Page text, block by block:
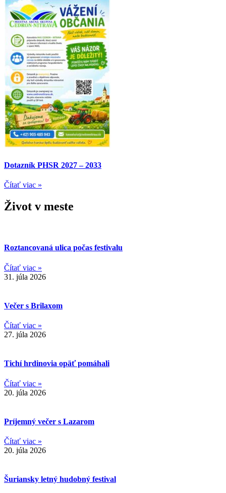
Dotazník PHSR 2027 – 2033
Čítať viac »
Život v meste
Roztancovaná ulica počas festivalu
Čítať viac »
31. júla 2026
Večer s Brilaxom
Čítať viac »
27. júla 2026
Tichí hrdinovia opäť pomáhali
Čítať viac »
20. júla 2026
Príjemný večer s Lazarom
Čítať viac »
20. júla 2026
Šuriansky letný hudobný festival